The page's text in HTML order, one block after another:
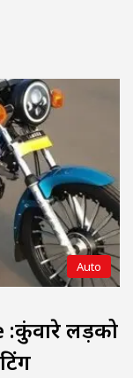
Auto
:कुंवारे लड़को